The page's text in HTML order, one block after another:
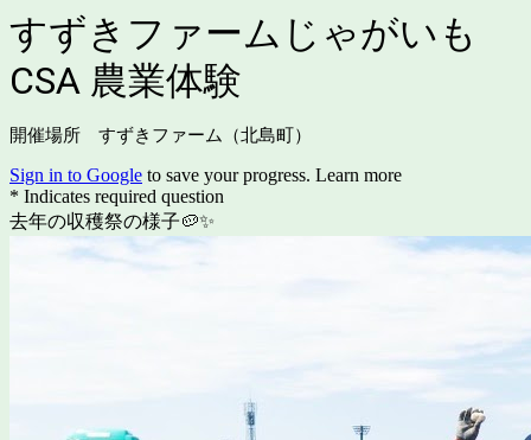
すずきファームじゃがいも
CSA 農業体験
開催場所 すずきファーム（北島町）
Sign in to Google to save your progress. Learn more
* Indicates required question
去年の収穫祭の様子🥔✨